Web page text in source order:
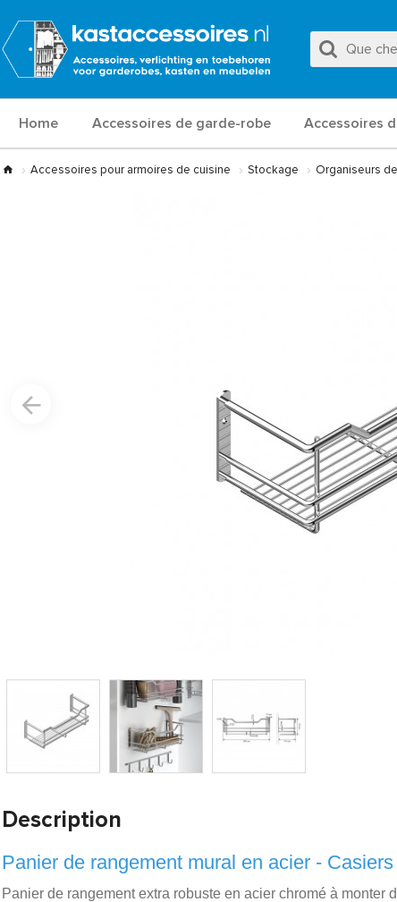
Home Accessoires de garde-robe Accessoires
Accessoires pour armoires de cuisine Stockage Organiseurs
Description
Panier de rangement mural en acier -
Panier de rangement extra robuste en acier chromé à